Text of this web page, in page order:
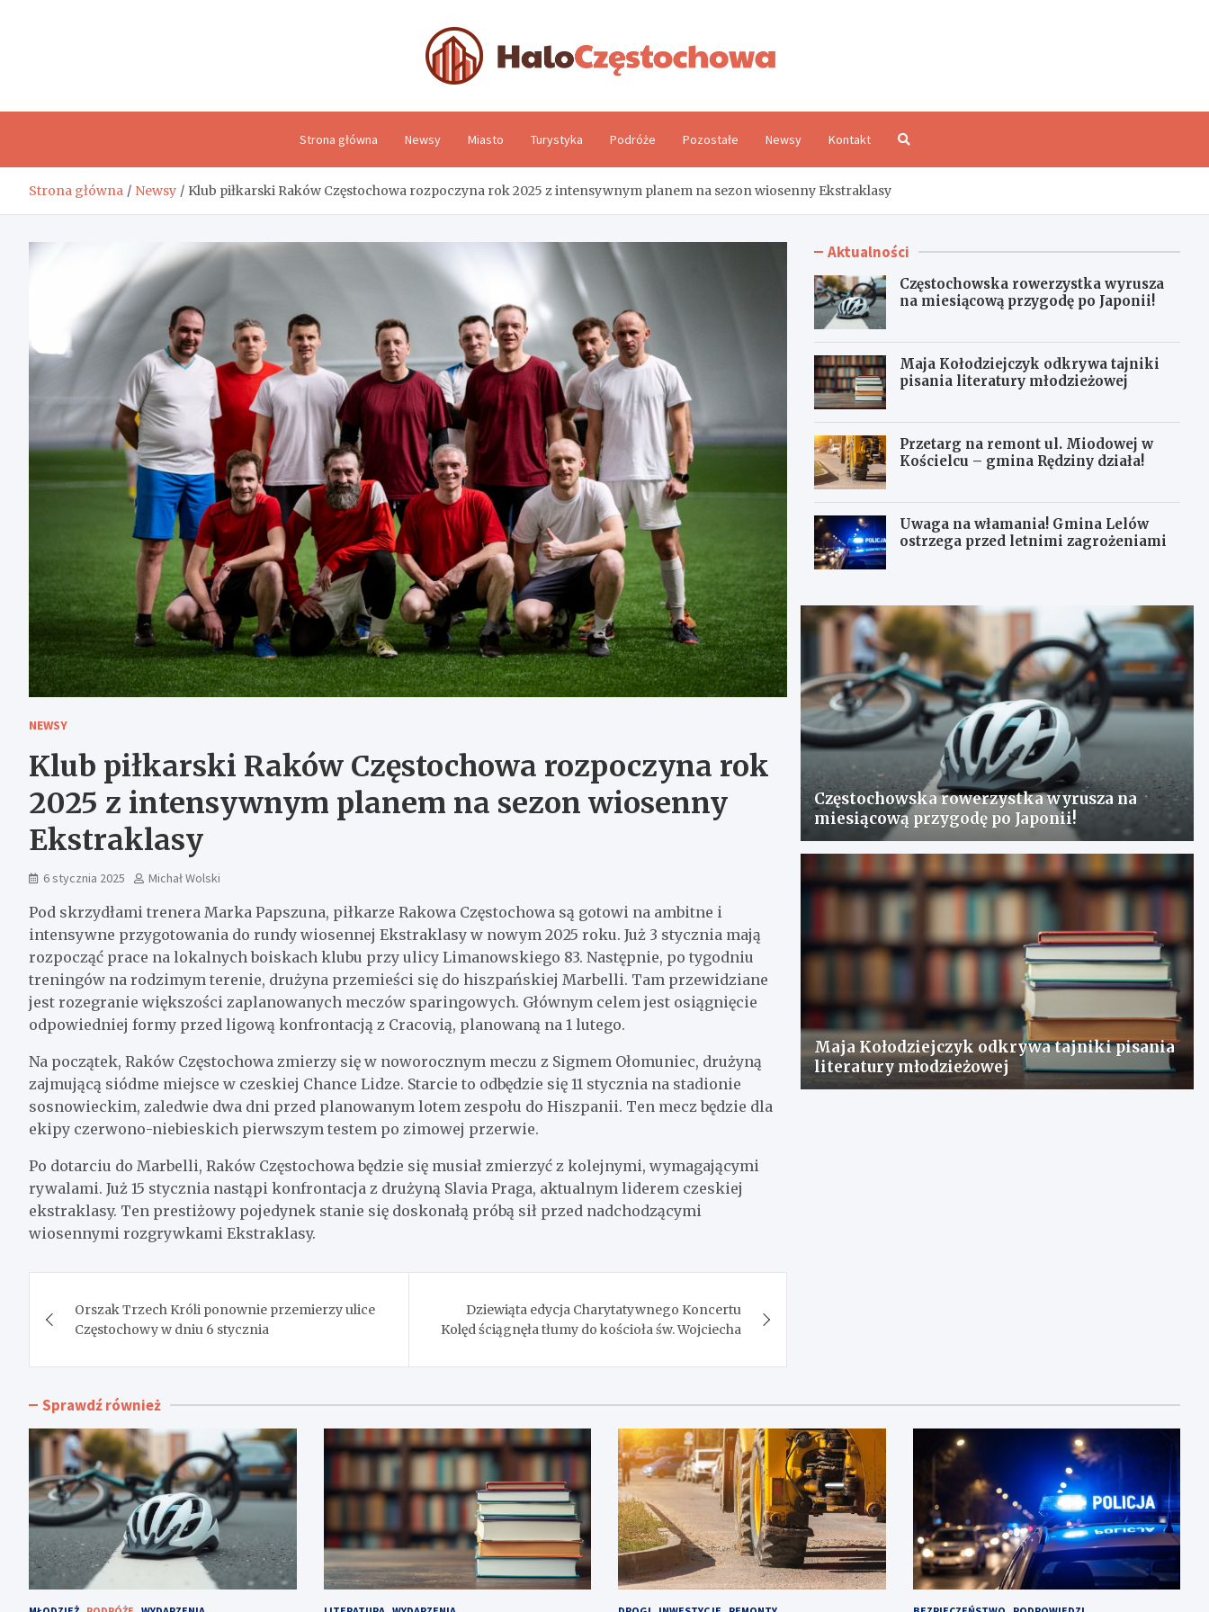
Strona główna Newsy Miasto Turystyka Podróże Pozostałe Newsy Kontakt
Strona główna Newsy Klub piłkarski Raków Częstochowa rozpoczyna rok 2025 z intensywnym planem na sezon wiosenny Ekstraklasy
NEWSY
Klub piłkarski Raków Częstochowa rozpoczyna rok
2025 z intensywnym planem na sezon wiosenny
Ekstraklasy
6 stycznia 2025 Michał Wolski
Pod skrzydłami trenera Marka Papszuna, piłkarze Rakowa Częstochowa są gotowi na ambitne i
intensywne przygotowania do rundy wiosennej Ekstraklasy w nowym 2025 roku. Już 3 stycznia mają
rozpocząć prace na lokalnych boiskach klubu przy ulicy Limanowskiego 83. Następnie, po tygodniu
treningów na rodzimym terenie, drużyna przemieści się do hiszpańskiej Marbelli. Tam przewidziane
jest rozegranie większości zaplanowanych meczów sparingowych. Głównym celem jest osiągnięcie
odpowiedniej formy przed ligową konfrontacją z Cracovią, planowaną na 1 lutego.
Na początek, Raków Częstochowa zmierzy się w noworocznym meczu z Sigmem Ołomuniec, drużyną
zajmującą siódme miejsce w czeskiej Chance Lidze. Starcie to odbędzie się 11 stycznia na stadionie
sosnowieckim, zaledwie dwa dni przed planowanym lotem zespołu do Hiszpanii. Ten mecz będzie dla
ekipy czerwono-niebieskich pierwszym testem po zimowej przerwie.
Po dotarciu do Marbelli, Raków Częstochowa będzie się musiał zmierzyć z kolejnymi, wymagającymi
rywalami. Już 15 stycznia nastąpi konfrontacja z drużyną Slavia Praga, aktualnym liderem czeskiej
ekstraklasy. Ten prestiżowy pojedynek stanie się doskonałą próbą sił przed nadchodzącymi
wiosennymi rozgrywkami Ekstraklasy.
wpisu
Orszak Trzech Króli ponownie przemierzy ulice
Częstochowy w dniu 6 stycznia
Dziewiąta edycja Charytatywnego Koncertu
Kolęd ściągnęła tłumy do kościoła św. Wojciecha
Aktualności
Częstochowska rowerzystka wyrusza
na miesiącową przygodę po Japonii!
Maja Kołodziejczyk odkrywa tajniki
pisania literatury młodzieżowej
Przetarg na remont ul. Miodowej w
Kościelcu – gmina Rędziny działa!
Uwaga na włamania! Gmina Lelów
ostrzega przed letnimi zagrożeniami
Częstochowska rowerzystka wyrusza na
miesiącową przygodę po Japonii!
Maja Kołodziejczyk odkrywa tajniki pisania
literatury młodzieżowej
Sprawdź również